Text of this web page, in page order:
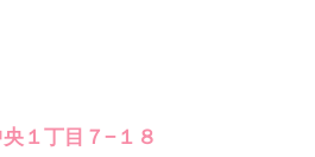
１丁目７−１８